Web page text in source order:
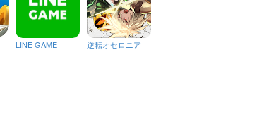
LINE GAME 逆転オセロニア